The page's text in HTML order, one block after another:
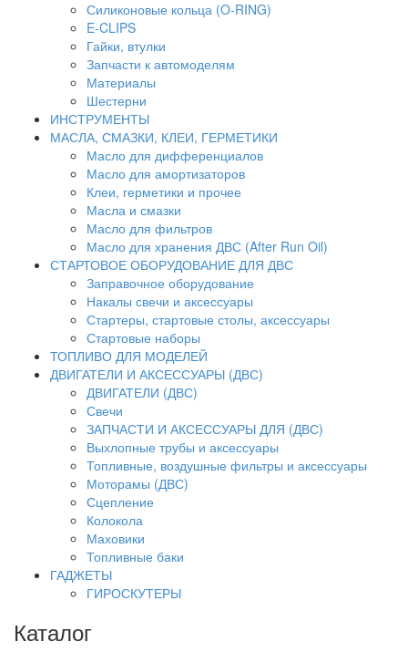
Силиконовые кольца (O-RING)
E-CLIPS
Гайки, втулки
Запчасти к автомоделям
Материалы
Шестерни
ИНСТРУМЕНТЫ
МАСЛА, СМАЗКИ, КЛЕИ, ГЕРМЕТИКИ
Масло для дифференциалов
Масло для амортизаторов
Клеи, герметики и прочее
Масла и смазки
Масло для фильтров
Масло для хранения ДВС (After Run Oil)
СТАРТОВОЕ ОБОРУДОВАНИЕ ДЛЯ ДВС
Заправочное оборудование
Накалы свечи и аксессуары
Стартеры, стартовые столы, аксессуары
Стартовые наборы
ТОПЛИВО ДЛЯ МОДЕЛЕЙ
ДВИГАТЕЛИ И АКСЕССУАРЫ (ДВС)
ДВИГАТЕЛИ (ДВС)
Свечи
ЗАПЧАСТИ И АКСЕССУАРЫ ДЛЯ (ДВС)
Выхлопные трубы и аксессуары
Топливные, воздушные фильтры и аксессуары
Моторамы (ДВС)
Сцепление
Колокола
Маховики
Топливные баки
ГАДЖЕТЫ
ГИРОСКУТЕРЫ
Каталог